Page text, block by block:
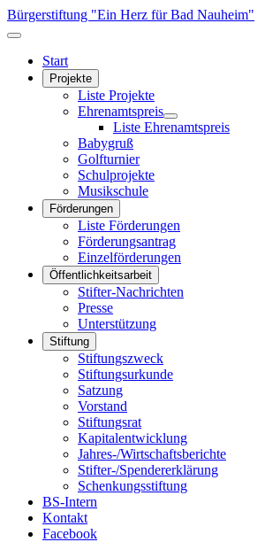
Bürgerstiftung "Ein Herz für Bad Nauheim"
Start
Projekte
Liste Projekte
Ehrenamtspreis
Liste Ehrenamtspreis
Babygruß
Golfturnier
Schulprojekte
Musikschule
Förderungen
Liste Förderungen
Förderungsantrag
Einzelförderungen
Öffentlichkeitsarbeit
Stifter-Nachrichten
Presse
Unterstützung
Stiftung
Stiftungszweck
Stiftungsurkunde
Satzung
Vorstand
Stiftungsrat
Kapitalentwicklung
Jahres-/Wirtschaftsberichte
Stifter-/Spendererklärung
Schenkungsstiftung
BS-Intern
Kontakt
Facebook